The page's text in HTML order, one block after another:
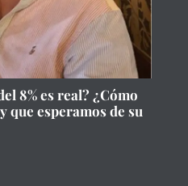
8% es real? ¿Cómo
que esperamos de su